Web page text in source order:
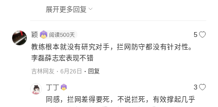
展开更多回复
颖
5
教练根本就没有研究对手，拦网防守都没有针对性。
李磊薛志宏表现不错
吉林网友 6月26日 回复
丁丁
3
同感，拦网差得要死，不说拦死，有效撑起几乎